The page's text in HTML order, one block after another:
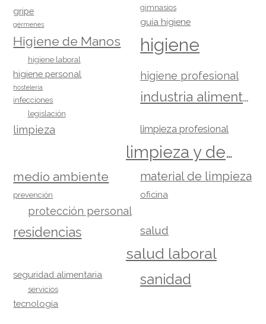
gimnasios
gripe
guía higiene
gérmenes
higiene
Higiene de Manos
higiene laboral
higiene personal higiene profesional
hostelería
industria alimentaria
infecciones
legislación
limpieza limpieza profesional
limpieza y desinfección
material de limpieza
medio ambiente
oficina
prevención
protección personal
residencias salud
salud laboral
sanidad
seguridad alimentaria
servicios
tecnología